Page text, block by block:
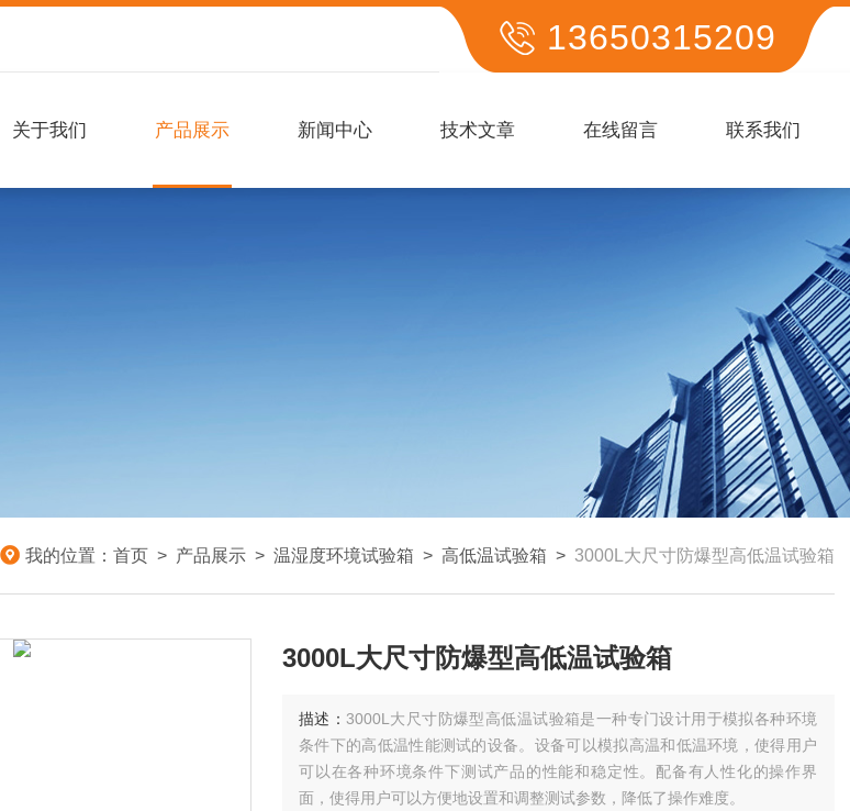
13650315209
关于我们 产品展示 新闻中心 技术文章 在线留言 联系我们
我的位置： 首页 > 产品展示 > 温湿度环境试验箱 > 高低温试验箱 > 3000L大尺寸防爆型高低温试验箱
3000L大尺寸防爆型高低温试验箱
描述：3000L大尺寸防爆型高低温试验箱是一种专门设计用于模拟各种环境
条件下的高低温性能测试的设备。设备可以模拟高温和低温环境，使得用户
可以在各种环境条件下测试产品的性能和稳定性。配备有人性化的操作界
面，使得用户可以方便地设置和调整测试参数，降低了操作难度。